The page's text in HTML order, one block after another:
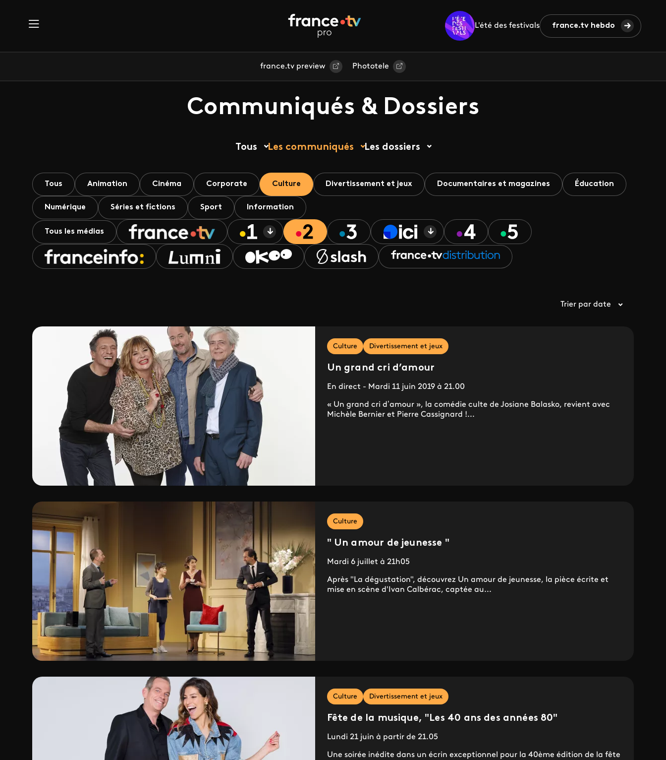
L'été des festivals france.tv hebdo
france.tv preview Phototele
Communiqués & Dossiers
Tous Les communiqués Les dossiers
Tous Animation Cinéma Corporate Culture Divertissement et jeux Documentaires et magazines Éducation
Numérique Séries et fictions Sport Information
Tous les médias
Trier par date
Culture Divertissement et jeux
Un grand cri d’amour
En direct - Mardi 11 juin 2019 à 21.00
« Un grand cri d’amour », la comédie culte de Josiane Balasko, revient avec
Michèle Bernier et Pierre Cassignard !...
Culture
" Un amour de jeunesse "
Mardi 6 juillet à 21h05
Après "La dégustation", découvrez Un amour de jeunesse, la pièce écrite et
mise en scène d'Ivan Calbérac, captée au...
Culture Divertissement et jeux
Fête de la musique, "Les 40 ans des années 80"
Lundi 21 juin à partir de 21.05
Une soirée inédite dans un écrin exceptionnel pour la 40ème édition de la fête